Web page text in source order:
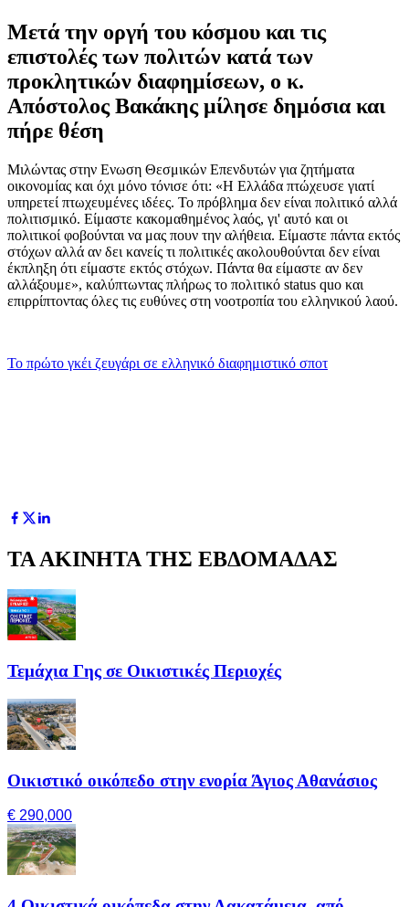
Μετά την οργή του κόσμου και τις
επιστολές των πολιτών κατά των
προκλητικών διαφημίσεων, ο κ.
Απόστολος Βακάκης μίλησε δημόσια και
πήρε θέση
Μιλώντας στην Ενωση Θεσμικών Επενδυτών για ζητήματα
οικονομίας και όχι μόνο τόνισε ότι: «Η Ελλάδα πτώχευσε γιατί
υπηρετεί πτωχευμένες ιδέες. Το πρόβλημα δεν είναι πολιτικό αλλά
πολιτισμικό. Είμαστε κακομαθημένος λαός, γι' αυτό και οι
πολιτικοί φοβούνται να μας πουν την αλήθεια. Είμαστε πάντα εκτός
στόχων αλλά αν δει κανείς τι πολιτικές ακολουθούνται δεν είναι
έκπληξη ότι είμαστε εκτός στόχων. Πάντα θα είμαστε αν δεν
αλλάξουμε», καλύπτωντας πλήρως το πολιτικό status quo και
επιρρίπτοντας όλες τις ευθύνες στη νοοτροπία του ελληνικού λαού.
Το πρώτο γκέι ζευγάρι σε ελληνικό διαφημιστικό σποτ
ΤΑ ΑΚΙΝΗΤΑ ΤΗΣ ΕΒΔΟΜΑΔΑΣ
Τεμάχια Γης σε Οικιστικές Περιοχές
Οικιστικό οικόπεδο στην ενορία Άγιος Αθανάσιος
€ 290,000